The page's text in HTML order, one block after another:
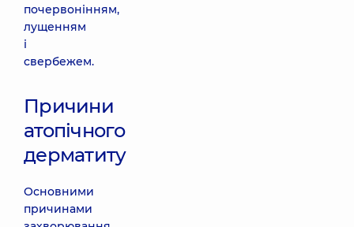
почервонінням,
лущенням
і
свербежем.
Причини
атопічного
дерматиту
Основними
причинами